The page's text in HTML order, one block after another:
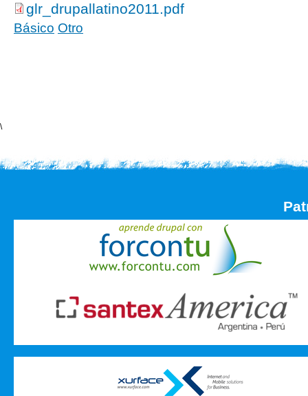
glr_drupallatino2011.pdf
Básico Otro
\